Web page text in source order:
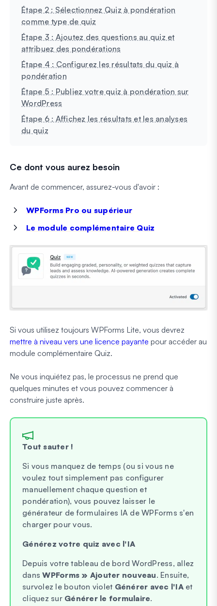
Étape 2 : Sélectionnez Quiz à pondération
comme type de quiz
Étape 3 : Ajoutez des questions au quiz et
attribuez des pondérations
Étape 4 : Configurez les résultats du quiz à
pondération
Étape 5 : Publiez votre quiz à pondération sur
WordPress
Étape 6 : Affichez les résultats et les analyses
du quiz
Ce dont vous aurez besoin
Avant de commencer, assurez-vous d'avoir :
WPForms Pro ou supérieur
Le module complémentaire Quiz
Si vous utilisez toujours WPForms Lite, vous devrez
mettre à niveau vers une licence payante pour accéder au
module complémentaire Quiz.
Ne vous inquiétez pas, le processus ne prend que
quelques minutes et vous pouvez commencer à
construire juste après.
Tout sauter !
Si vous manquez de temps (ou si vous ne
voulez tout simplement pas configurer
manuellement chaque question et
pondération), vous pouvez laisser le
générateur de formulaires IA de WPForms s'en
charger pour vous.
Générez votre quiz avec l'IA
Depuis votre tableau de bord WordPress, allez
dansWPForms » Ajouter nouveau. Ensuite,
survolez le bouton violet Générer avec l'IAet
cliquez sur Générer le formulaire.